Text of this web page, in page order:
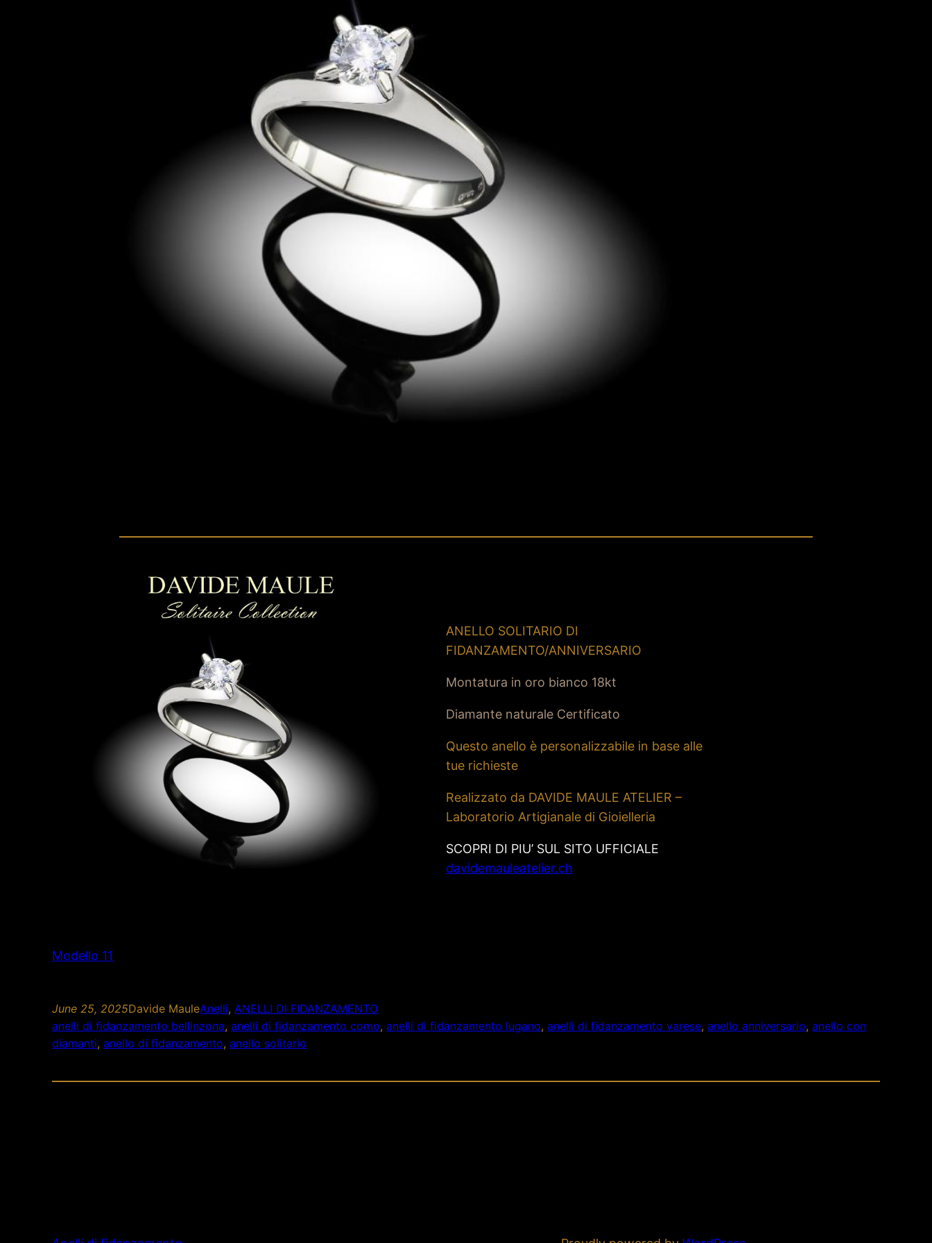
ANELLO SOLITARIO DI
FIDANZAMENTO/ANNIVERSARIO
Montatura in oro bianco 18kt
Diamante naturale Certificato
Questo anello è personalizzabile in base alle
tue richieste
Realizzato da DAVIDE MAULE ATELIER –
Laboratorio Artigianale di Gioielleria
SCOPRI DI PIU’ SUL SITO UFFICIALE
davidemauleatelier.ch
Modello 11
June 25, 2025Davide MauleAnelli, ANELLI DI FIDANZAMENTO
anelli di fidanzamento bellinzona, anelli di fidanzamento como, anelli di fidanzamento lugano, anelli di fidanzamento varese, anello anniversario, anello con
diamanti, anello di fidanzamento, anello solitario